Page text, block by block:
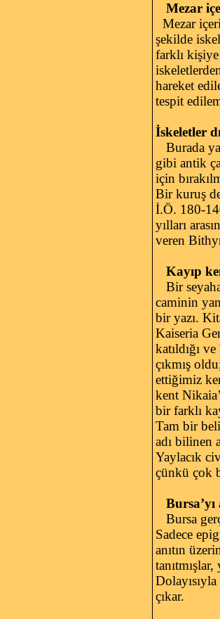
Mezar
Mezar
şekilde
farklı
hareket
tespit
İskeletler
Burada
gibi antik
için
Bir kuruş
İ.Ö. 180-
yılları
veren
Kayıp
Bir
caminin
bir yazı.
Kaiseria
katıldığı
çıkmış
ettiğimiz
kent
bir farklı
Tam bir
adı bilinen
Yaylacık
çünkü çok
Bursa
Sadece
anıtın
çıkar.